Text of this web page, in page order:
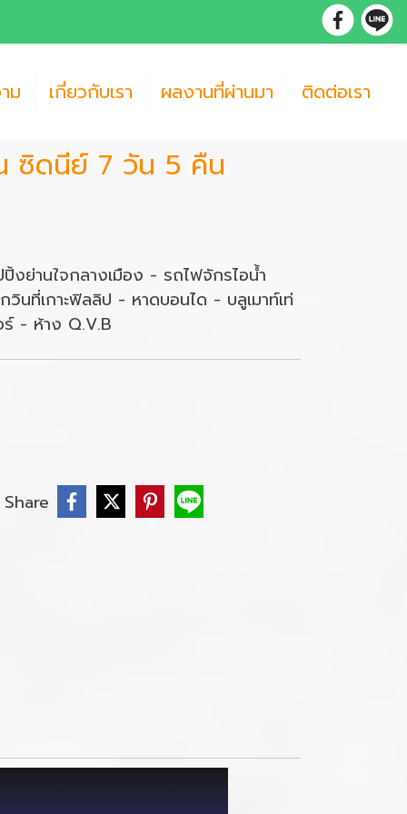
ม เกี่ยวกับเรา ผลงานที่ผ่านมา ติดต่อเรา
ซิดนีย์ 7 วัน 5 คืน
ย่านใจกลางเมือง - รถไฟจักรไอน้ำ
ที่เกาะฟิลลิป - หาดบอนได - บลูเมาท์เท่
- ห้าง Q.V.B
Share